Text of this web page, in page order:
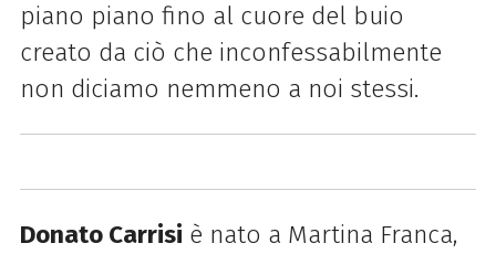
piano piano fino al cuore del buio
creato da ciò che inconfessabilmente
non diciamo nemmeno a noi stessi.
Donato Carrisi è nato a Martina Franca,